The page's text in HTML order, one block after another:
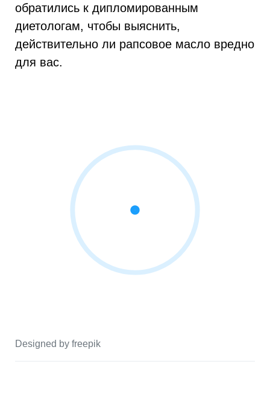
обратились к дипломированным
диетологам, чтобы выяснить,
действительно ли рапсовое масло вредно
для вас.
Designed by freepik